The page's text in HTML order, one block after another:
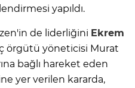
yapıldı.
de liderliğini Ekrem
örgütü yöneticisi Murat
bağlı hareket eden
yer verilen kararda,